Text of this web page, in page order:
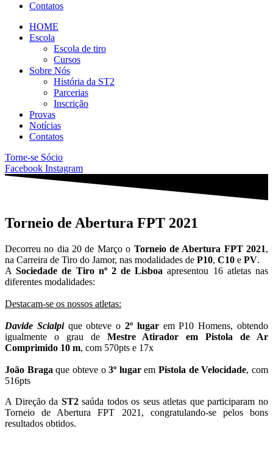
Contatos
HOME
Escola
Escola de tiro
Cursos
Sobre Nós
História da ST2
Parcerias
Inscrição
Provas
Notícias
Contatos
Torne-se Sócio
Facebook Instagram
Torneio de Abertura FPT 2021
Decorreu no dia 20 de Março o Torneio de Abertura FPT 2021,
na Carreira de Tiro do Jamor, nas modalidades de P10, C10 e PV.
ASociedade de Tiro nº 2 de Lisboa apresentou 16 atletas nas
diferentes modalidades:
Destacam-se os nossos atletas:
Davide Scialpique obteve o2º lugarem P10 Homens, obtendo
igualmente o grau de Mestre Atirador em Pistola de Ar
Comprimido 10 m, com 570pts e 17x
João Braga que obteve o3º lugaremPistola de Velocidade, com
516pts
A Direção da ST2saúda todos os seus atletas que participaram no
Torneio de Abertura FPT 2021, congratulando-se pelos bons
resultados obtidos.